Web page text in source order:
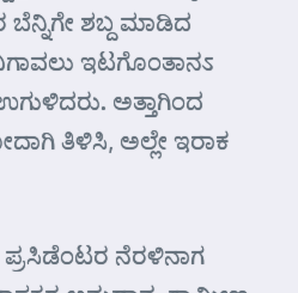
ಶಬ್ದ ಮಾಡಿದ
ಇಟಗೊಂತಾನಽ
ಅತ್ತಾಗಿಂದ
ತಿಳಿಸಿ, ಅಲ್ಲೇ ಇರಾಕ
ನೆರಳಿನಾಗ